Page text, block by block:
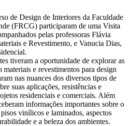
de Design de Interiores da Faculdade
(FRCG) participaram de uma Visita
pelas professoras Flávia
e Revestimento, e Vanucia Dias,
tiveram a oportunidade de explorar as
materiais e revestimentos para design
nas nuances dos diversos tipos de
suas aplicações, resistências e
residenciais e comerciais. Além
informações importantes sobre o
vinílicos e laminados, aspectos
e a beleza dos ambientes.